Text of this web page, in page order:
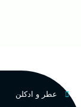
کشور مبدا برند
عطر و ادکلن